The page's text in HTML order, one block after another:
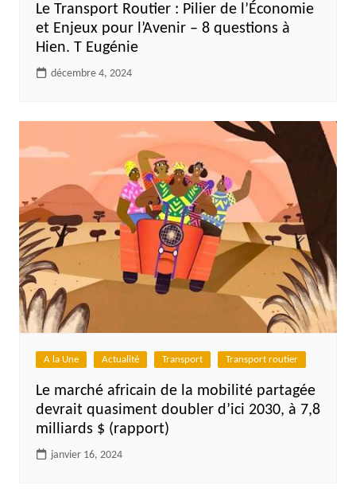
Le Transport Routier : Pilier de l’Économie
et Enjeux pour l’Avenir – 8 questions à
Hien. T Eugénie
décembre 4, 2024
A la Une Actualité Transport Transport routier
Le marché africain de la mobilité partagée
devrait quasiment doubler d’ici 2030, à 7,8
milliards $ (rapport)
janvier 16, 2024